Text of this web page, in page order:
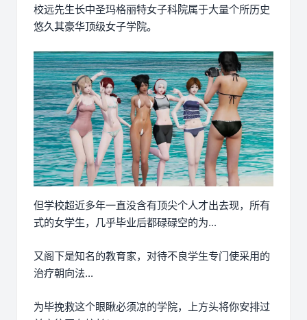
校远先生长中圣玛格丽特女子科院属于大量个所历史
悠久其豪华顶级女子学院。
但学校超近多年一直没含有顶尖个人才出去现，所有
式的女学生，几乎毕业后都碌碌空的为...
又阁下是知名的教育家，对待不良学生专门使采用的
治疗朝向法...
为毕挽救这个眼瞅必须凉的学院，上方头将你安排过